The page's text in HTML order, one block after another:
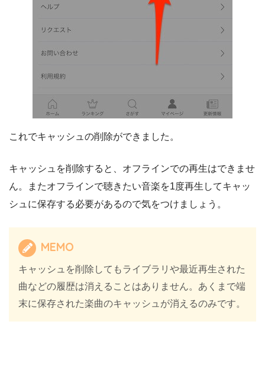
これでキャッシュの削除ができました。
キャッシュを削除すると、オフラインでの再生はできませ
ん。またオフラインで聴きたい音楽を1度再生してキャッ
シュに保存する必要があるので気をつけましょう。
MEMO
キャッシュを削除してもライブラリや最近再生された
曲などの履歴は消えることはありません。あくまで端
末に保存された楽曲のキャッシュが消えるのみです。